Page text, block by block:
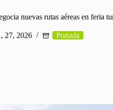
nuevas rutas aéreas en feria
27, 2026 Portada